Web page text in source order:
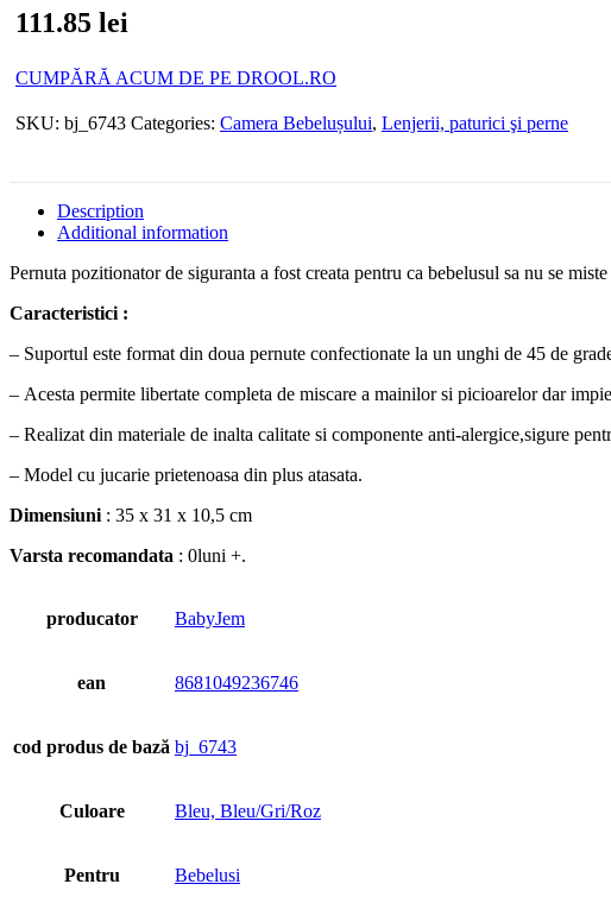
111.85 lei
CUMPĂRĂ ACUM DE PE DROOL.RO
SKU: bj_6743 Categories: Camera Bebelușului, Lenjerii, paturici şi perne
Description
Additional information
Pernuta pozitionator de siguranta a fost creata pentru ca bebelusul sa nu se
Caracteristici :
– Suportul este format din doua pernute confectionate la un unghi de 45 de
– Acesta permite libertate completa de miscare a mainilor si picioarelor dar
– Realizat din materiale de inalta calitate si componente anti-alergice,sigure
– Model cu jucarie prietenoasa din plus atasata.
Dimensiuni : 35 x 31 x 10,5 cm
Varsta recomandata : 0luni +.
producator BabyJem
ean 8681049236746
cod produs de bază bj_6743
Culoare Bleu, Bleu/Gri/Roz
Pentru Bebelusi